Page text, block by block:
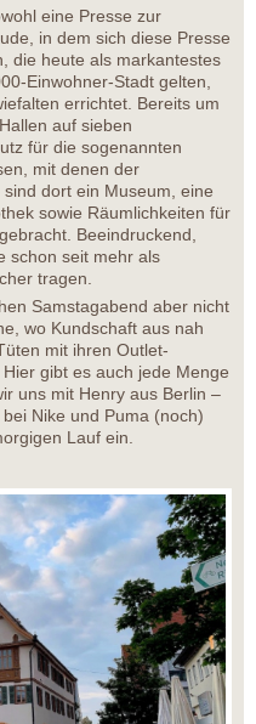
eine Presse zur
in dem sich diese Presse
die heute als markantestes
Einwohner-Stadt gelten,
errichtet. Bereits um
auf sieben
für die sogenannten
mit denen der
dort ein Museum, eine
sowie Räumlichkeiten für
Beeindruckend,
schon seit mehr als
tragen.
Samstagabend aber nicht
wo Kundschaft aus nah
mit ihren Outlet-
gibt es auch jede Menge
uns mit Henry aus Berlin –
Nike und Puma (noch)
Lauf ein.